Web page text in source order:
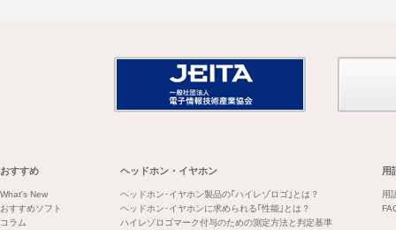
おすすめ
What's New
おすすめソフト
コラム
ヘッドホン・イヤホン
ヘッドホン･イヤホン製品の｢ハイレゾロゴ｣とは？
ヘッドホン･イヤホンに求められる｢性能｣とは？
ハイレゾロゴマーク付与のための測定方法と判定基準
用
用